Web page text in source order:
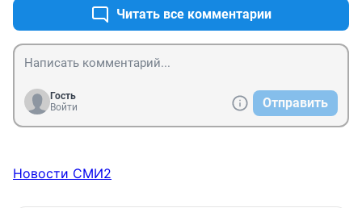
заявления на своих начальников и всю себе карьеру
испортила, выгнали её с работы. Шойгу свою любовь
привёл и генералом армии сделал, хотя она вообще
не могла им стать даже если бы очень сильно
Читать все комментарии
Гость
Войти
Отправить
Новости СМИ2